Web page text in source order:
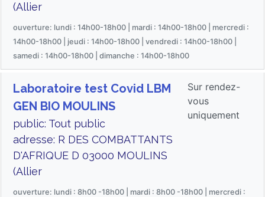
(Allier
ouverture: lundi : 14h00-18h00 | mardi : 14h00-18h00 | mercredi :
14h00-18h00 | jeudi : 14h00-18h00 | vendredi : 14h00-18h00 |
samedi : 14h00-18h00 | dimanche : 14h00-18h00
Laboratoire test Covid LBM
GEN BIO MOULINS
public: Tout public
adresse: R DES COMBATTANTS
D'AFRIQUE D 03000 MOULINS
(Allier
Sur rendez-
vous
uniquement
ouverture: lundi : 8h00 -18h00 | mardi : 8h00 -18h00 | mercredi :